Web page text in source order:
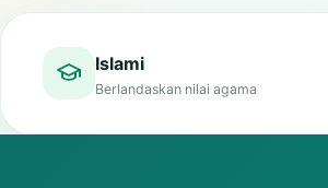
Islami
Berlandaskan nilai agama